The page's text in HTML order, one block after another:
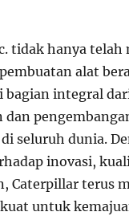
tidak hanya telah
alat
bagian integral
dan
seluruh dunia.
inovasi,
Caterpillar terus
untuk